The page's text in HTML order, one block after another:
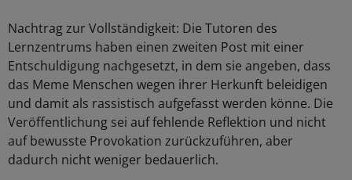
Nachtrag zur Vollständigkeit: Die Tutoren des
Lernzentrums haben einen zweiten Post mit einer
Entschuldigung nachgesetzt, in dem sie angeben, dass
das Meme Menschen wegen ihrer Herkunft beleidigen
und damit als rassistisch aufgefasst werden könne. Die
Veröffentlichung sei auf fehlende Reflektion und nicht
auf bewusste Provokation zurückzuführen, aber
dadurch nicht weniger bedauerlich.